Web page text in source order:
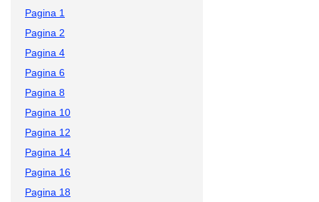
Pagina 1
Pagina 2
Pagina 4
Pagina 6
Pagina 8
Pagina 10
Pagina 12
Pagina 14
Pagina 16
Pagina 18